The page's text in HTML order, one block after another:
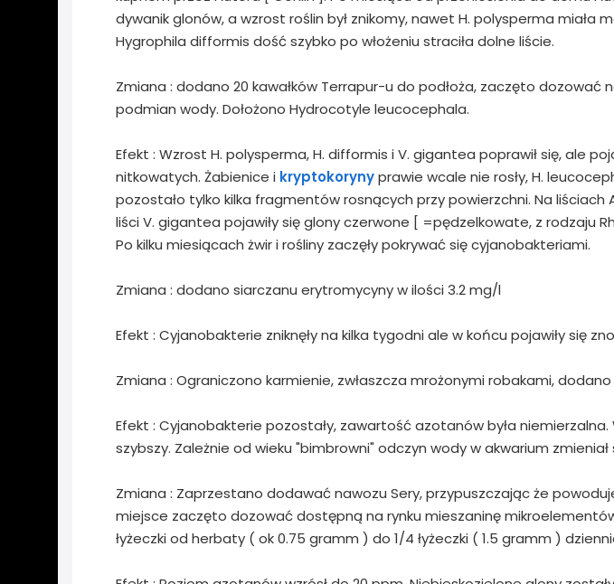
dywanik glonów, a wzrost roślin był znikomy, nawet H. polysperma miała
Hygrophila difformis dość szybko po włożeniu straciła dolne liście.
Zmiana : dodano 20 kawałków Terrapur-u do podłoża, zaczęto dozować
podmian wody. Dołożono Hydrocotyle leucocephala.
Efekt : Wzrost H. polysperma, H. difformis i V. gigantea poprawił się, ale
nitkowatych. Żabienice i kryptokorynyprawie wcale nie rosły, H.
pozostało tylko kilka fragmentów rosnących przy powierzchni. Na liściach
liści V. gigantea pojawiły się glony czerwone [ =pędzelkowate, z rodzaju
Po kilku miesiącach żwir i rośliny zaczęły pokrywać się cyjanobakteriami.
Zmiana : dodano siarczanu erytromycyny w ilości 3.2 mg/l
Efekt : Cyjanobakterie zniknęły na kilka tygodni ale w końcu pojawiły się
Zmiana : Ograniczono karmienie, zwłaszcza mrożonymi robakami,
Efekt : Cyjanobakterie pozostały, zawartość azotanów była niemierzalna.
szybszy. Zależnie od wieku "bimbrowni" odczyn wody w akwarium zmieniał
Zmiana : Zaprzestano dodawać nawozu Sery, przypuszczając że
miejsce zaczęto dozować dostępną na rynku mieszaninę
łyżeczki od herbaty ( ok 0.75 gramm ) do 1/4 łyżeczki ( 1.5 gramm )